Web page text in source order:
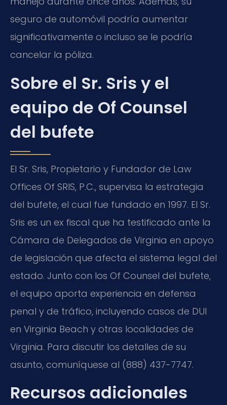
seguro de automóvil podría aumentar
significativamente o incluso se le podría
cancelar la póliza.
Sobre el Sr. Sris y el
equipo de Of Counsel
del bufete
El Sr. Sris, Propietario y Fundador de Law
Offices Of SRIS, P.C., supervisa la estrategia
del bufete, el cual fue fundado en 1997. El Sr.
Sris es un ex fiscal que ha testificado ante la
Cámara de Delegados de Virginia en apoyo
de legislación que afecta el sistema legal del
estado. Junto con los Of Counsel del bufete,
el equipo aporta experiencia en defensa
penal y de tráfico, incluyendo casos de DUI
en Virginia Beach y otras localidades de
Virginia. Para discutir los detalles de su
asunto, comuníquese al (888) 437-7747.
Recursos adicionales